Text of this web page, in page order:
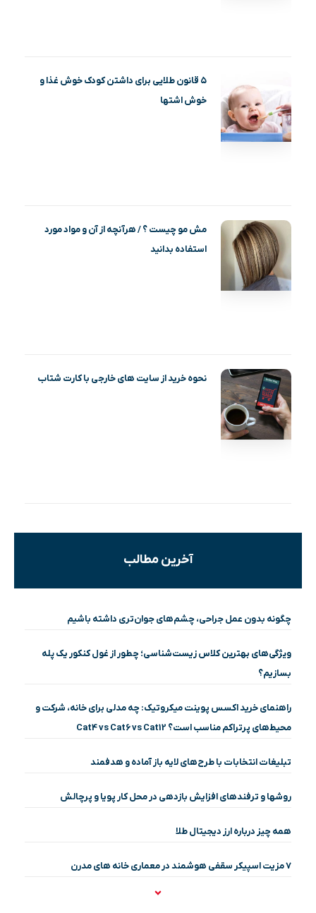
۵ قانون طلایی برای داشتن کودک خوش غذا و
خوش اشتها
مش مو چیست ؟ / هرآنچه از آن و مواد مورد
استفاده بدانید
نحوه خرید از سایت های خارجی با کارت شتاب
آخرین مطالب
چگونه بدون عمل جراحی، چشم‌های جوان‌تری داشته باشیم
ویژگی‌های بهترین کلاس زیست‌شناسی؛ چطور از غول کنکور یک پله
بسازیم؟
راهنمای خرید اکسس پوینت میکروتیک: چه مدلی برای خانه، شرکت و
محیط‌های پرتراکم مناسب است؟ Cat4 vs Cat6 vs Cat12
تبلیغات انتخابات با طرح‌های لایه باز آماده و هدفمند
روشها و ترفندهای افزایش بازدهی در محل کار پویا و پرچالش
همه چیز درباره ارز دیجیتال طلا
۷ مزیت اسپیکر سقفی هوشمند در معماری خانه‌ های مدرن